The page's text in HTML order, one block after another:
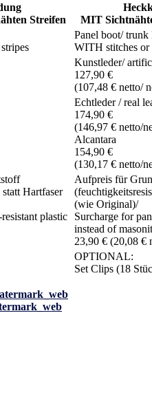
Streifen
MIT
Panel boot/ trunk
WITH stitches or
Kunstleder/
127,90 €
(107,48 € netto/
Echtleder / real
174,90 €
(146,97 € netto/
Alcantara
154,90 €
(130,17 € netto/
Hartfaser
plastic
Aufpreis für
(wie Original)/
Surcharge for
instead of
23,90 € (20,08 €
OPTIONAL:
Set Clips (18